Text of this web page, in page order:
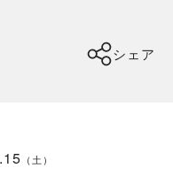
シェア
（ 土 ）